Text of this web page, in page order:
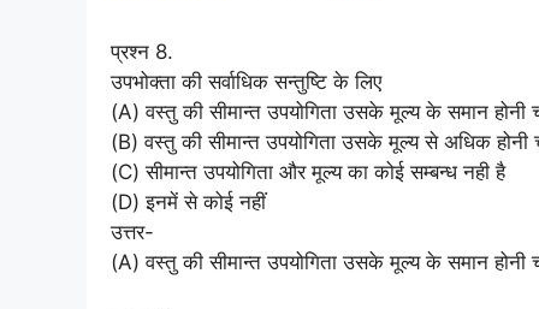
प्रश्न 8.
उपभोक्ता की सर्वाधिक सन्तुष्टि के लिए
(A) वस्तु की सीमान्त उपयोगिता उसके मूल्य के समान होनी
(B) वस्तु की सीमान्त उपयोगिता उसके मूल्य से अधिक होनी
(C) सीमान्त उपयोगिता और मूल्य का कोई सम्बन्ध नही है
(D) इनमें से कोई नहीं
उत्तर-
(A) वस्तु की सीमान्त उपयोगिता उसके मूल्य के समान होनी